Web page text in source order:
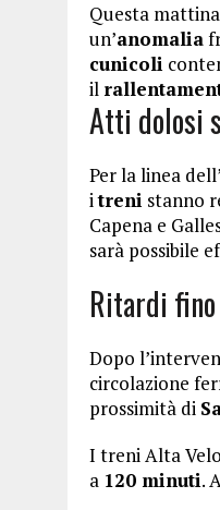
Questa
un’anomalia
cunicoli
il
Atti dolosi
Per la linea dell’
itreni stanno
Capena e
sarà possibile
Ritardi
Dopo
circolazione
prossimità di
I treni Alta
a 120 minuti.